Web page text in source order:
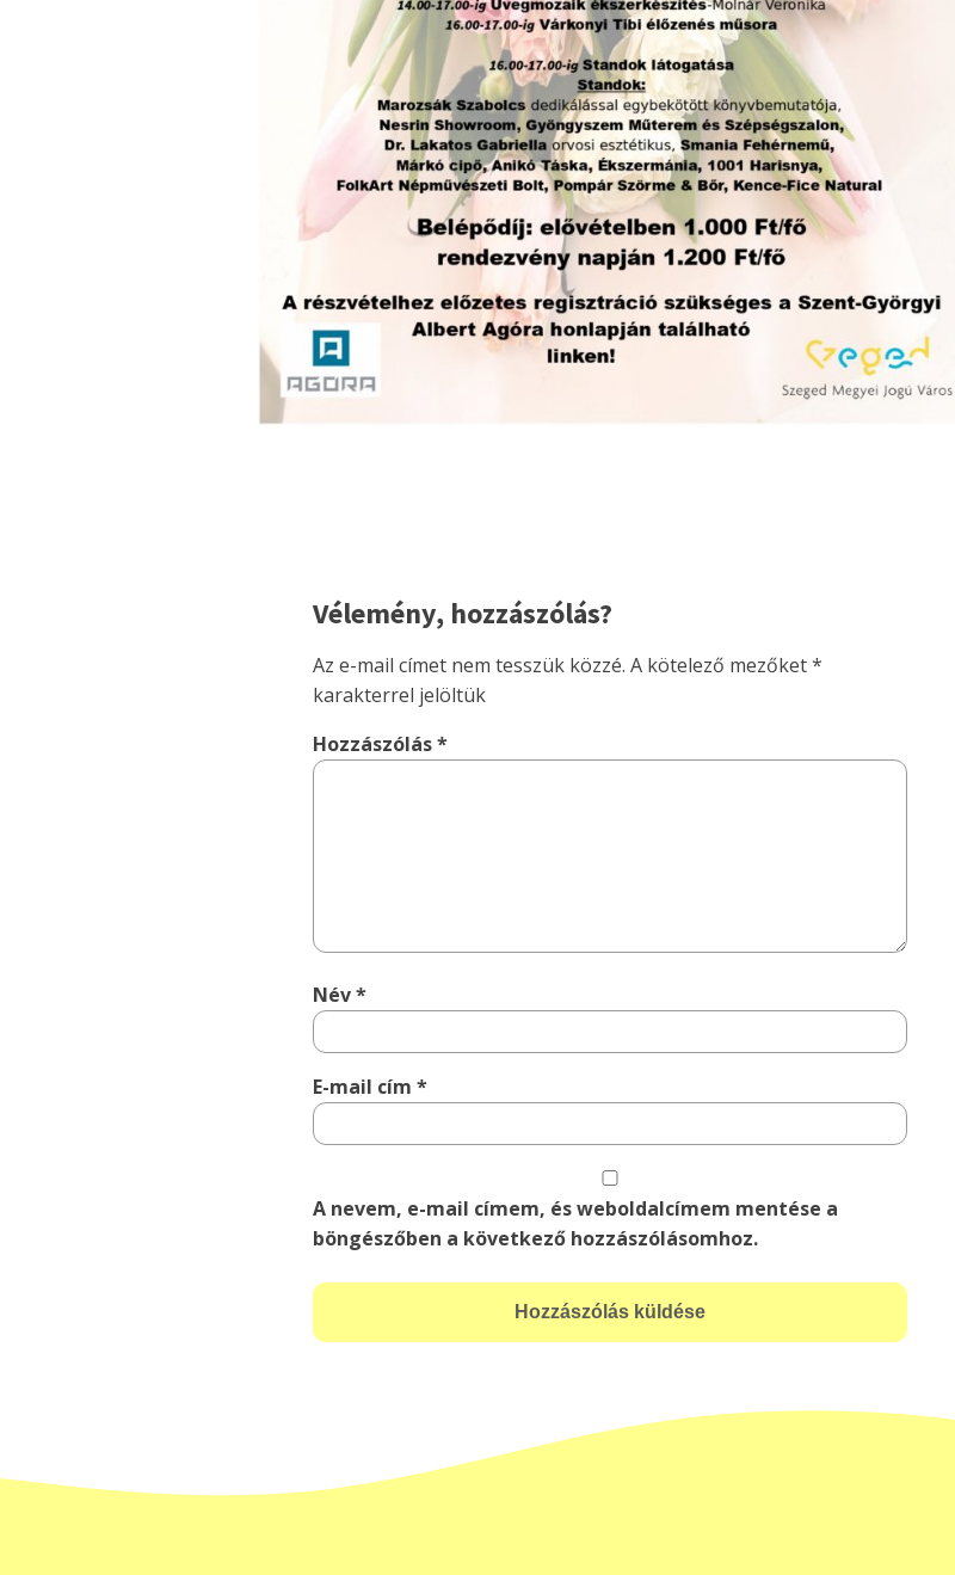
Vélemény, hozzászólás?
Az e-mail címet nem tesszük közzé. A kötelező mezőket*
karakterrel jelöltük
Hozzászólás*
Név*
E-mail cím*
A nevem, e-mail címem, és weboldalcímem mentése a
böngészőben a következő hozzászólásomhoz.